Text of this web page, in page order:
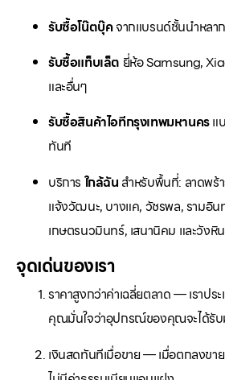
รับซื้อโน๊ตบุ๊คจากแบรนด์ชั้นนำหลา
รับซื้อแท็บเล็ต ยี่ห้อ Samsung,
และอื่นๆ
รับซื้อสินค้าไอทีกรุงเทพมหานครแ
ทันที
บริการ ใกล้ฉัน สำหรับพื้นที่: ลาดพร้
แจ้งวัฒนะ, บางแค, วัชรพล, รามอิน
เกษตรนวมินทร์, เสนานิคม และวังหิน
จุดเด่นของเรา
ราคาสูงกว่าค่าเฉลี่ยตลาด — เราปร
คุณมั่นใจว่าอุปกรณ์ของคุณจะได้รั
เงินสดทันทีเมื่อขาย — เมื่อตกลงขาย